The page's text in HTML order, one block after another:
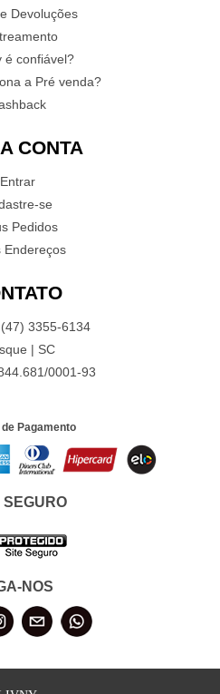
Devoluções
é confiável?
a Pré venda?
CONTA
Entrar
se
Pedidos
Endereços
3355-6134
| SC
0001-93
Pagamento
SEGURO
NOS